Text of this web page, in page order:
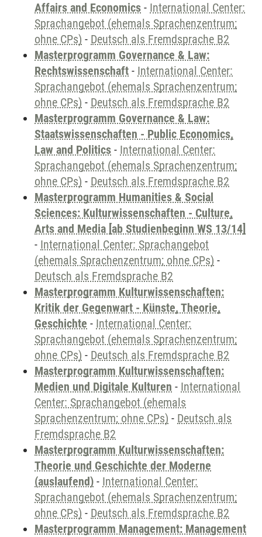
Affairs and Economics - International Center:
Sprachangebot (ehemals Sprachenzentrum;
ohne CPs) - Deutsch als Fremdsprache B2
Masterprogramm Governance & Law:
Rechtswissenschaft - International Center:
Sprachangebot (ehemals Sprachenzentrum;
ohne CPs) - Deutsch als Fremdsprache B2
Masterprogramm Governance & Law:
Staatswissenschaften - Public Economics,
Law and Politics - International Center:
Sprachangebot (ehemals Sprachenzentrum;
ohne CPs) - Deutsch als Fremdsprache B2
Masterprogramm Humanities & Social
Sciences: Kulturwissenschaften - Culture,
Arts and Media [ab Studienbeginn WS 13/14]
- International Center: Sprachangebot
(ehemals Sprachenzentrum; ohne CPs) -
Deutsch als Fremdsprache B2
Masterprogramm Kulturwissenschaften:
Kritik der Gegenwart - Künste, Theorie,
Geschichte - International Center:
Sprachangebot (ehemals Sprachenzentrum;
ohne CPs) - Deutsch als Fremdsprache B2
Masterprogramm Kulturwissenschaften:
Medien und Digitale Kulturen - International
Center: Sprachangebot (ehemals
Sprachenzentrum; ohne CPs) - Deutsch als
Fremdsprache B2
Masterprogramm Kulturwissenschaften:
Theorie und Geschichte der Moderne
(auslaufend) - International Center:
Sprachangebot (ehemals Sprachenzentrum;
ohne CPs) - Deutsch als Fremdsprache B2
Masterprogramm Management: Management